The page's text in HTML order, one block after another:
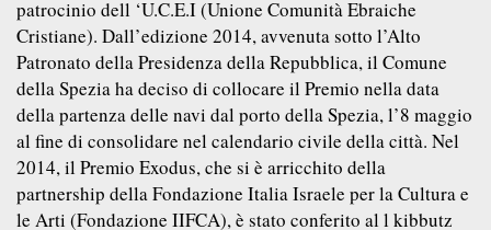
patrocinio dell ‘U.C.E.I (Unione Comunità Ebraiche
Cristiane). Dall’edizione 2014, avvenuta sotto l’Alto
Patronato della Presidenza della Repubblica, il Comune
della Spezia ha deciso di collocare il Premio nella data
della partenza delle navi dal porto della Spezia, l’8 maggio
al fine di consolidare nel calendario civile della città. Nel
2014, il Premio Exodus, che si è arricchito della
partnership della Fondazione Italia Israele per la Cultura e
le Arti (Fondazione IIFCA), è stato conferito al l kibbutz